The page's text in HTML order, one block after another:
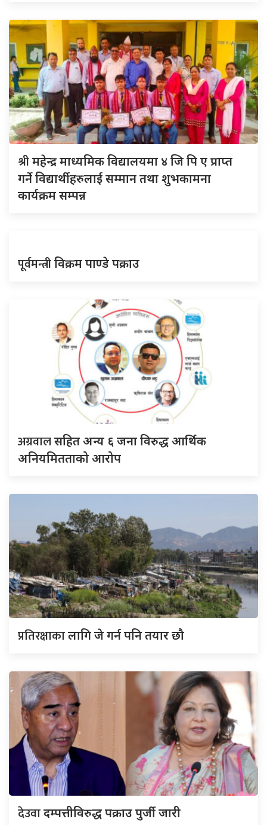
श्रीमहेन्द्र माध्यमिक विद्यालयमा ४ जि पि ए प्राप्त
गर्ने विद्यार्थीहरुलाई सम्मान तथा शुभकामना
कार्यक्रम सम्पन्न
पूर्वमन्त्रीविक्रम पाण्डे पक्राउ
अग्रवालसहित अन्य ६ जना विरुद्ध आर्थिक
अनियमितताको आरोप
प्रतिरक्षाकालागि जे गर्न पनि तयार छौ
देउवादम्पत्तीविरुद्ध पक्राउ पुर्जी जारी